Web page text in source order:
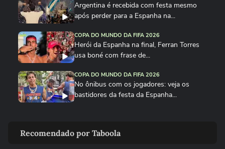
Argentina é recebida com festa mesmo
após perder para a Espanha na...
COPA DO MUNDO DA FIFA 2026
Herói da Espanha na final, Ferran Torres
usa boné com frase de...
COPA DO MUNDO DA FIFA 2026
No ônibus com os jogadores: veja os
bastidores da festa da Espanha...
música viral criada por...
Recomendado por Taboola